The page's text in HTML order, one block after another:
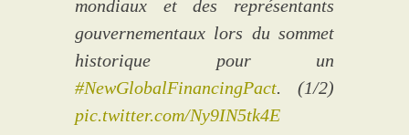
mondiaux et des représentants
gouvernementaux lors du sommet
historique pour un
#NewGlobalFinancingPact. (1/2)
pic.twitter.com/Ny9IN5tk4E